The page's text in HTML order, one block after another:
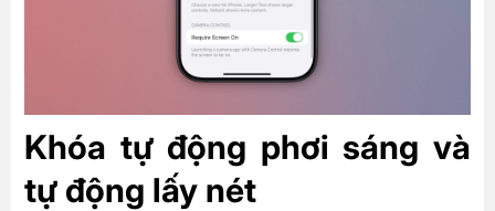
Khóa tự động phơi sáng và
tự động lấy nét